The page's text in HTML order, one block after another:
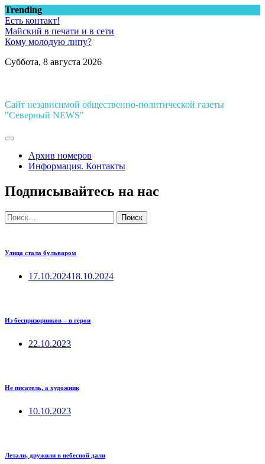
Перейти
к
содержимому
Trending
Есть контакт!
Майский в печати и в сети
Кому молодую липу?
Суббота, 8 августа 2026
Сайт независимой общественно-политической газеты
"Северный NEWS"
Архив номеров
Информация. Контакты
Подписывайтесь на нас
Найти:
Улица стала бульваром
17.10.202418.10.2024
Из беспризорников – в герои
22.10.2023
Не писатель, а художник
10.10.2023
Летали, дружили в небесной дали